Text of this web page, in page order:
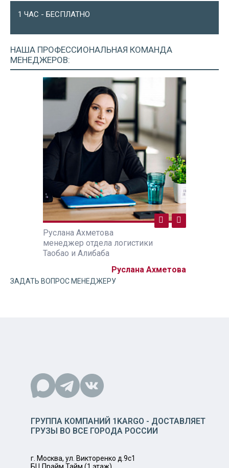
1 ЧАС - БЕСПЛАТНО
НАША ПРОФЕССИОНАЛЬНАЯ КОМАНДА
МЕНЕДЖЕРОВ:
Руслана Ахметова
менеджер отдела логистики
Таобао и Алибаба
Руслана Ахметова
ЗАДАТЬ ВОПРОС МЕНЕДЖЕРУ
ГРУППА КОМПАНИЙ 1KARGO - ДОСТАВЛЯЕТ
ГРУЗЫ ВО ВСЕ ГОРОДА РОССИИ
г. Москва, ул. Викторенко д.9с1